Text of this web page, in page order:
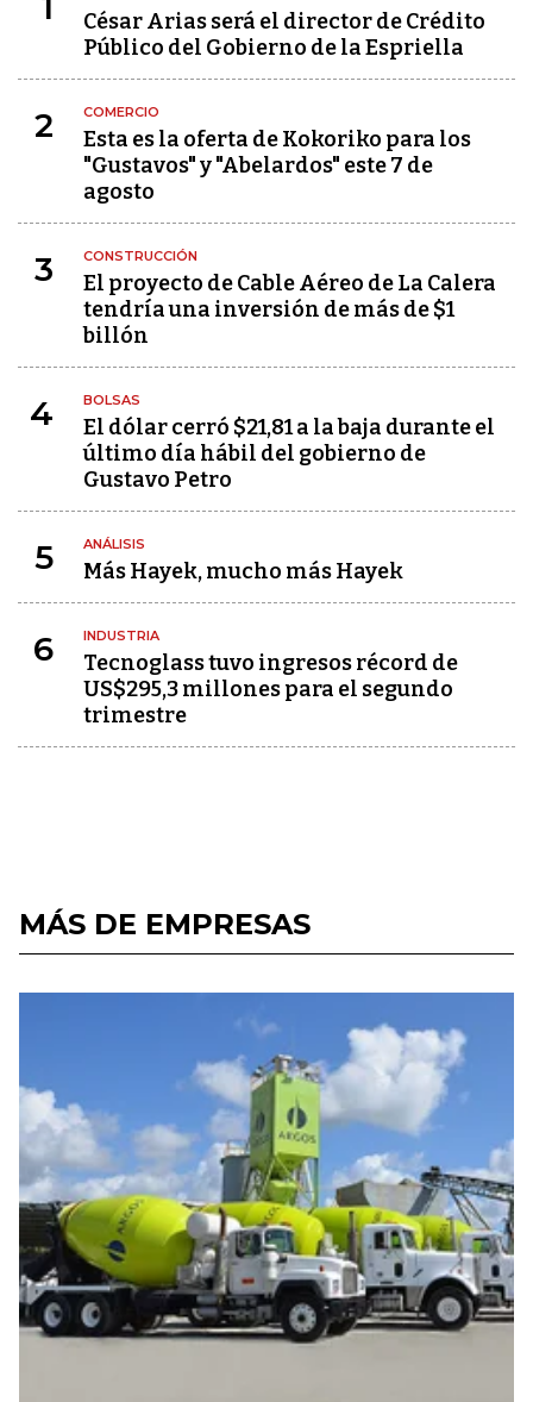
César Arias será el director de Crédito
Público del Gobierno de la Espriella
2 COMERCIO
Esta es la oferta de Kokoriko para los
"Gustavos" y "Abelardos" este 7 de
agosto
3 CONSTRUCCIÓN
El proyecto de Cable Aéreo de La Calera
tendría una inversión de más de $1
billón
4 BOLSAS
El dólar cerró $21,81 a la baja durante el
último día hábil del gobierno de
Gustavo Petro
5 ANÁLISIS
Más Hayek, mucho más Hayek
6 INDUSTRIA
Tecnoglass tuvo ingresos récord de
US$295,3 millones para el segundo
trimestre
MÁS DE EMPRESAS